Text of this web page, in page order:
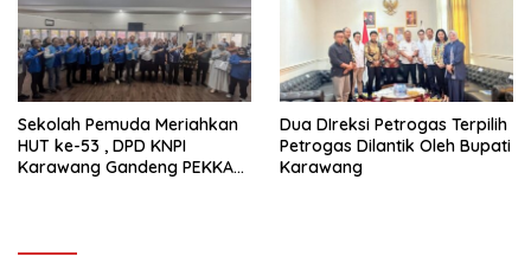
Sekolah Pemuda Meriahkan
HUT ke-53 , DPD KNPI
Karawang Gandeng PEKKA
Dua DIreksi Petrogas Terpilih
Petrogas Dilantik Oleh Bupati
Karawang